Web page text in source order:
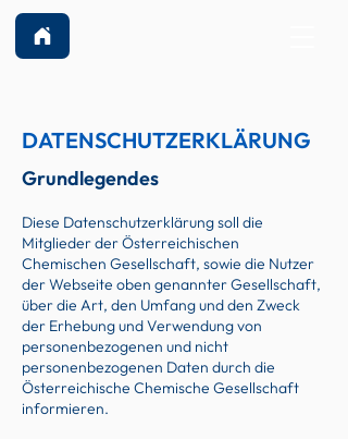
DATENSCHUTZERKLÄRUNG
Grundlegendes
Diese Datenschutzerklärung soll die
Mitglieder der Österreichischen
Chemischen Gesellschaft, sowie die Nutzer
der Webseite oben genannter Gesellschaft,
über die Art, den Umfang und den Zweck
der Erhebung und Verwendung von
personenbezogenen und nicht
personenbezogenen Daten durch die
Österreichische Chemische Gesellschaft
informieren.